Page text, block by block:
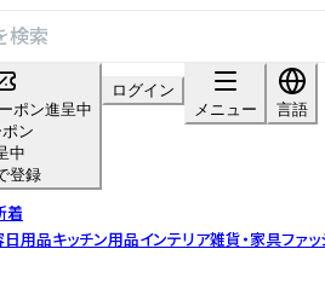
ポン進呈中
ン
中
登録
ログイン
メニュー
言語
着
日用品キッチン用品インテリア雑貨・家具ファッ